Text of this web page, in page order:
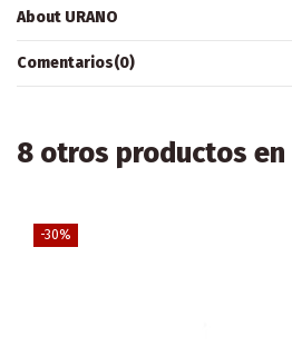
About URANO
Comentarios(0)
8 otros productos
-30%